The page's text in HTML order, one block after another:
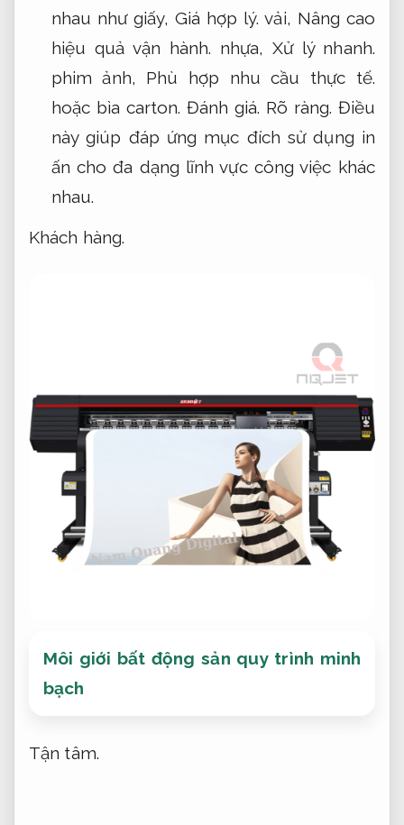
nhau như giấy,Giá hợp lý. vải, Nâng cao
hiệu quả vận hành. nhựa, Xử lý nhanh.
phim ảnh, Phù hợp nhu cầu thực tế.
hoặc bìa carton. Đánh giá. Rõ ràng. Điều
này giúp đáp ứng mục đích sử dụng in
ấn cho đa dạng lĩnh vực công việc khác
nhau.
Khách hàng.
Môi giới bất động sản quy trình minh
bạch
Tận tâm.